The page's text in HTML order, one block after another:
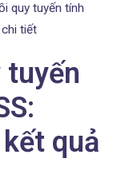
quy tuyến tính
tiết
tuyến
quả